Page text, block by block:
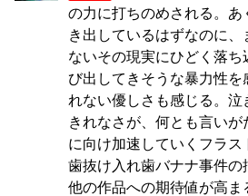
の力に打ちのめされる。あ
き出しているはずなのに
ないその現実にひどく落
び出してきそうな暴力性を
れない優しさも感じる。泣
きれなさが、何とも言い
に向け加速していくフラス
歯抜け入れ歯バナナ事件の
他の作品への期待値が高ま